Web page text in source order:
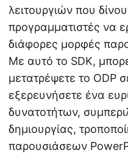
λειτουργιών που
προγραμματιστές να
διάφορες μορφές
Με αυτό το SDK,
μετατρέψετε το ODP
εξερευνήσετε ένα
δυνατοτήτων,
δημιουργίας,
παρουσιάσεων